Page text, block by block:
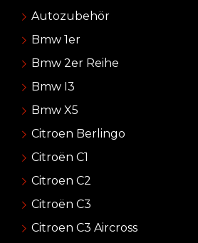
Autozubehör
Bmw 1er
Bmw 2er Reihe
Bmw I3
Bmw X5
Citroen Berlingo
Citroën C1
Citroen C2
Citroën C3
Citroen C3 Aircross